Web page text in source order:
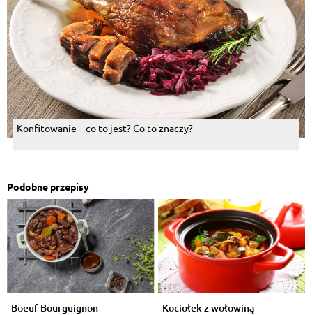
Konfitowanie – co to jest? Co to znaczy?
Podobne przepisy
Boeuf Bourguignon Kociołek z wołowiną